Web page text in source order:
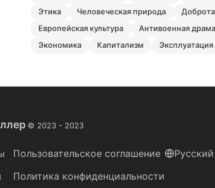
этика
человеческая природа доброта
европейская культура
антивоенная драма
экономика
капитализм эксплуатация
© 2023 - 2023
Пользовательское соглашение
Политика конфиденциальности
Русский